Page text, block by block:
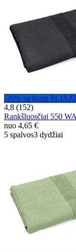
-20% su kodu
4,8 (152)
Rankšluosčiai 550
nuo 4,65 €
5 spalvos3 dydžiai